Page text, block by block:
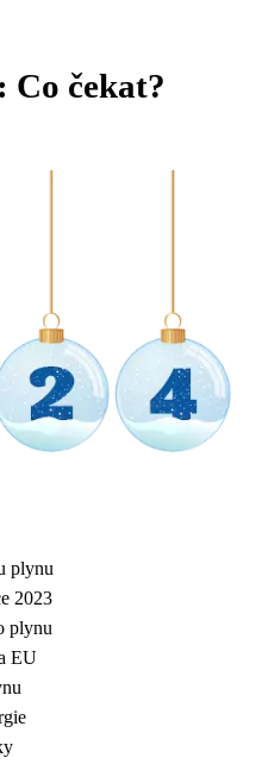
Co čekat?
plynu
2023
plynu
EU